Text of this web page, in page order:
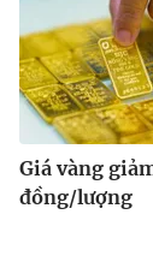
Giá vàng
đồng/lượng